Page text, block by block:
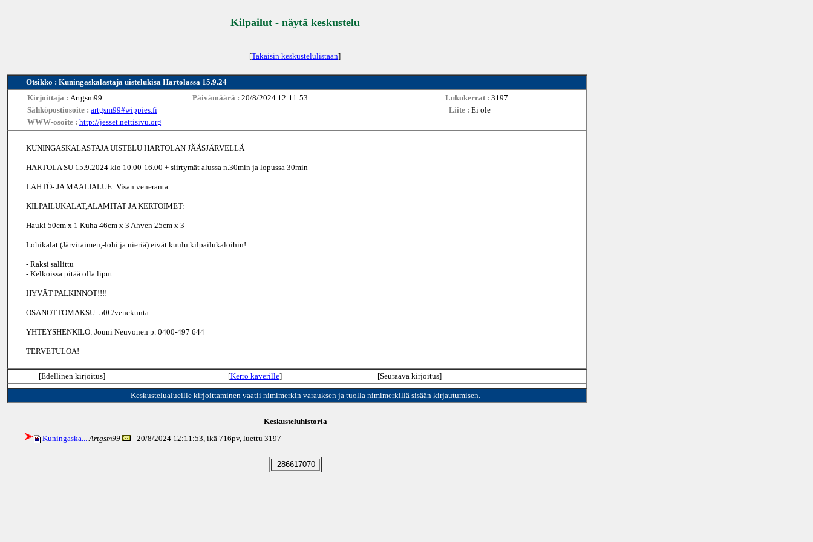
Kilpailut - näytä keskustelu
[Takaisin keskustelulistaan]
Otsikko : Kuningaskalastaja uistelukisa Hartolassa 15.9.24
Kirjoittaja : Artgsm99 Päivämäärä : 20/8/2024 12:11:53 Lukukerrat : 3197
Sähköpostiosoite : artgsm99#wippies.fi Liite : Ei ole
WWW-osoite : http://jesset.nettisivu.org
KUNINGASKALASTAJA UISTELU HARTOLAN JÄÄSJÄRVELLÄ
HARTOLA SU 15.9.2024 klo 10.00-16.00 + siirtymät alussa n.30min ja lopussa 30min
LÄHTÖ- JA MAALIALUE: Visan veneranta.
KILPAILUKALAT,ALAMITAT JA KERTOIMET:
Hauki 50cm x 1 Kuha 46cm x 3 Ahven 25cm x 3
Lohikalat (Järvitaimen,-lohi ja nieriä) eivät kuulu kilpailukaloihin!
- Raksi sallittu
- Kelkoissa pitää olla liput
HYVÄT PALKINNOT!!!!
OSANOTTOMAKSU: 50€/venekunta.
YHTEYSHENKILÖ: Jouni Neuvonen p. 0400-497 644
TERVETULOA!
[Edellinen kirjoitus] [Kerro kaverille] [Seuraava kirjoitus]
Keskustelualueille kirjoittaminen vaatii nimimerkin varauksen ja tuolla nimimerkillä sisään kirjautumisen.
Keskusteluhistoria
Kuningaska... Artgsm99 - 20/8/2024 12:11:53, ikä 716pv, luettu 3197
286617070